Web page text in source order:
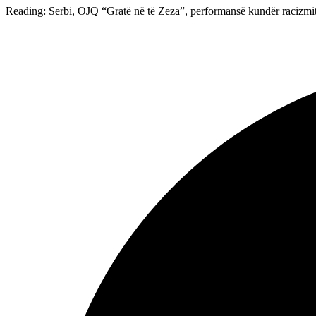
Reading: Serbi, OJQ “Gratë në të Zeza”, performansë kundër